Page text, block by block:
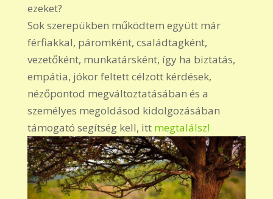
ezeket?
Sok szerepükben működtem együtt már
férfiakkal, páromként, családtagként,
vezetőként, munkatársként, így ha biztatás,
empátia, jókor feltett célzott kérdések,
nézőpontod megváltoztatásában és a
személyes megoldásod kidolgozásában
támogató segítség kell, itt megtalálsz!